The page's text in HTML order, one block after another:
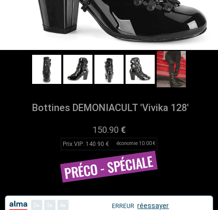
Bottines DEMONIACULT 'Vivika 128'
150.90 €
Prix VIP: 140.90 € économie 10.00 €
2 3 4 ERREUR réessayer